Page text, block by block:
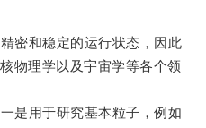
和稳定的运行状态，因此
物理学以及宇宙学等各个领
用于研究基本粒子，例如